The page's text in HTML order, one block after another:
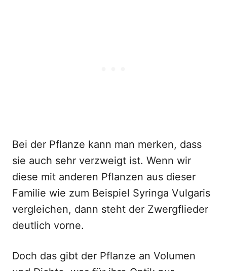
Bei der Pflanze kann man merken, dass
sie auch sehr verzweigt ist. Wenn wir
diese mit anderen Pflanzen aus dieser
Familie wie zum Beispiel Syringa Vulgaris
vergleichen, dann steht der Zwergflieder
deutlich vorne.
Doch das gibt der Pflanze an Volumen